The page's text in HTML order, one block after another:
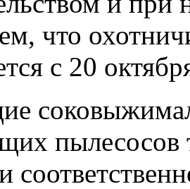
что
с 20
пылесосов